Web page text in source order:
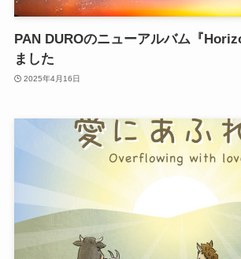
PAN DUROのニューアルバム『
ました
2025年4月16日